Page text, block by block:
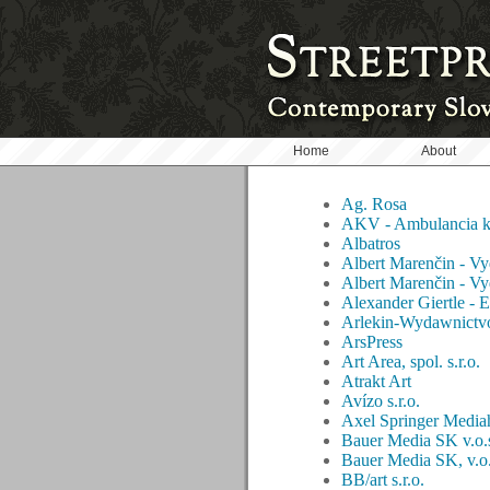
Home About
Ag. Rosa
AKV - Ambulancia
Albatros
Albert Marenčin -
Albert Marenčin -
Alexander Giertle -
Arlekin-
ArsPress
Art Area, spol. s.r.o.
Atrakt Art
Avízo s.r.o.
Axel Springer
Bauer Media SK
Bauer Media SK,
BB/art s.r.o.